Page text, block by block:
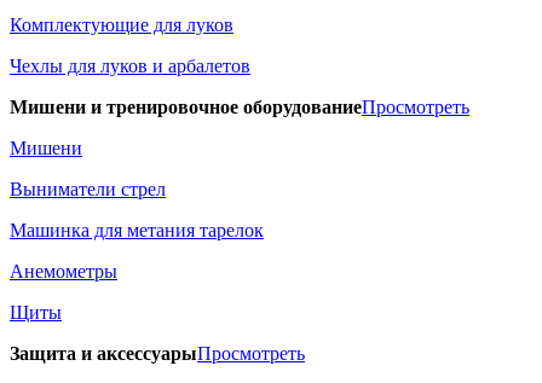
Комплектующие для луков
Чехлы для луков и арбалетов
Мишени и тренировочное оборудованиеПросмотреть
Мишени
Выниматели стрел
Машинка для метания тарелок
Анемометры
Щиты
Защита и аксессуарыПросмотреть